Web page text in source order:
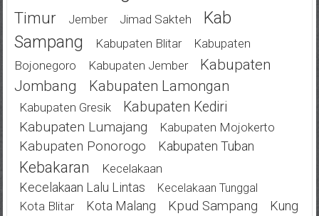
Timur
Jember Jimad Sakteh
Kab
Sampang
Kabupaten Blitar
Kabupaten
Bojonegoro
Kabupaten Jember
Kabupaten
Jombang
Kabupaten Lamongan
Kabupaten Gresik
Kabupaten Kediri
Kabupaten Lumajang
Kabupaten Mojokerto
Kabupaten Ponorogo Kabupaten Tuban
Kebakaran Kecelakaan
Kecelakaan Lalu Lintas Kecelakaan Tunggal
Kota Blitar Kota Malang Kpud Sampang
Kung